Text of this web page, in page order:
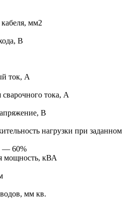
мм2
В
ток, А
тока, А
В
нагрузки при заданном
— 60%
мощность, кВА
мм кв.